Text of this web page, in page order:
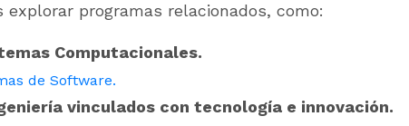
explorar programas relacionados, como:
Computacionales.
de Software.
vinculados con tecnología e innovación.